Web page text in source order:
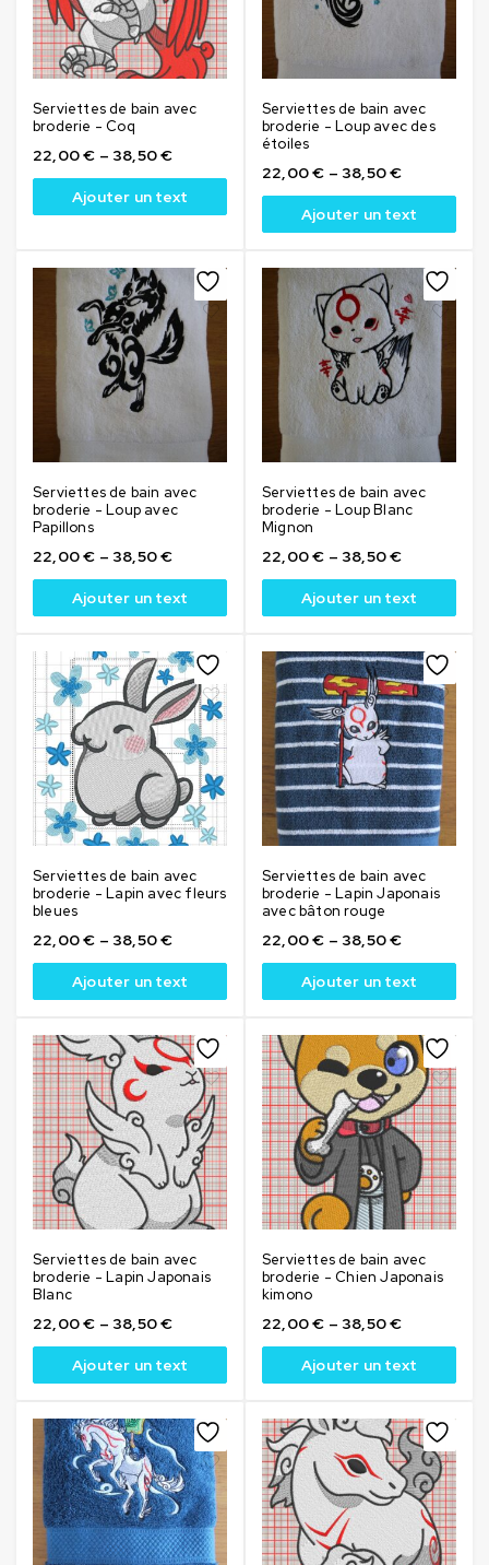
Serviettes de bain avec
broderie - Coq
22,00€ – 38,50€
Ajouter un text
Serviettes de bain avec
broderie - Loup avec des
étoiles
22,00€ – 38,50€
Ajouter un text
Serviettes de bain avec
broderie - Loup avec
Papillons
22,00€ – 38,50€
Ajouter un text
Serviettes de bain avec
broderie - Loup Blanc
Mignon
22,00€ – 38,50€
Ajouter un text
Serviettes de bain avec
broderie - Lapin avec fleurs
bleues
22,00€ – 38,50€
Ajouter un text
Serviettes de bain avec
broderie - Lapin Japonais
avec bâton rouge
22,00€ – 38,50€
Ajouter un text
Serviettes de bain avec
broderie - Lapin Japonais
Blanc
22,00€ – 38,50€
Ajouter un text
Serviettes de bain avec
broderie - Chien Japonais
kimono
22,00€ – 38,50€
Ajouter un text